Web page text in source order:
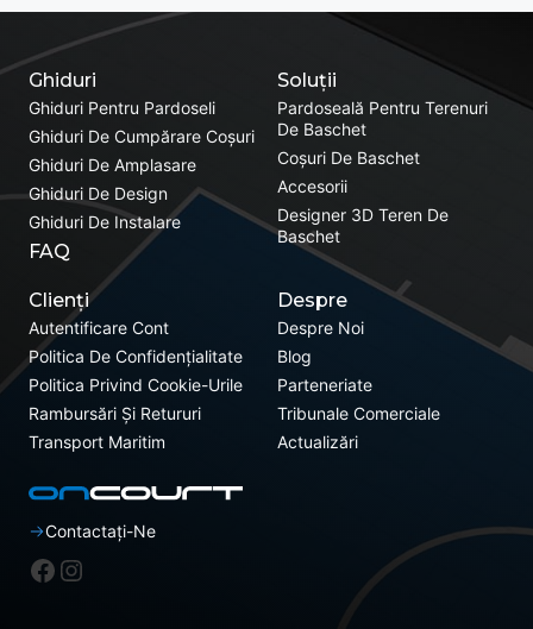
Soluții
Pardoseală Pentru Terenuri
De Baschet
Coșuri De Baschet
Accesorii
Designer 3D Teren De
Baschet
Ghiduri
Ghiduri Pentru Pardoseli
Ghiduri De Cumpărare Coșuri
Ghiduri De Amplasare
Ghiduri De Design
Ghiduri De Instalare
FAQ
Clienți
Autentificare Cont
Politica De Confidențialitate
Politica Privind Cookie-Urile
Rambursări Și Retururi
Transport Maritim
Despre
Despre Noi
Blog
Parteneriate
Tribunale Comerciale
Actualizări
Contactați-Ne
Facebook
Instagram